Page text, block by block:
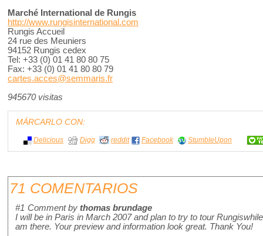
Marché International de Rungis
http://www.rungisinternational.com
Rungis Accueil
24 rue des Meuniers
94152 Rungis cedex
Tel: +33 (0) 01 41 80 80 75
Fax: +33 (0) 01 41 80 80 79
cartes.acces@semmaris.fr
945670 visitas
MÁRCARLO CON:
Delicious Digg reddit Facebook StumbleUpon
71 COMENTARIOS
#1 Comment by thomas brundage
I will be in Paris in March 2007 and plan to try to tour
am there. Your preview and information look great. Thank You!